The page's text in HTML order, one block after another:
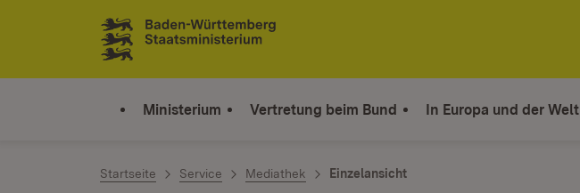
Zum Inhalt springen
Link zur Startseite
Ministerium Vertretung beim Bund In Europa und der Welt
Startseite Service Mediathek Einzelansicht